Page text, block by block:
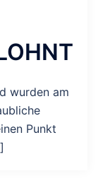
wurden am
Punkt